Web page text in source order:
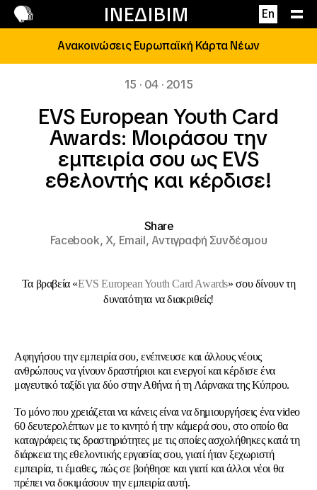
ΙΝΕΔΙΒΙΜ En
Επικοινωνία
Ανακοινώσεις Ευρωπαϊκή Κάρτα Νέων
15 · 04 · 2015
EVS European Youth Card
Awards: Μοιράσου την
εμπειρία σου ως EVS
εθελοντής και κέρδισε!
Share
Facebook,X, Email,Αντιγραφή Συνδέσμου
Τα βραβεία «EVS European Youth Card Awards» σου δίνουν τη
δυνατότητα να διακριθείς!
Αφηγήσου την εμπειρία σου, ενέπνευσε και άλλους νέους
ανθρώπους να γίνουν δραστήριοι και ενεργοί και κέρδισε ένα
μαγευτικό ταξίδι για δύο στην Αθήνα ή τη Λάρνακα της Κύπρου.
Το μόνο που χρειάζεται να κάνεις είναι να δημιουργήσεις ένα video
60 δευτερολέπτων με το κινητό ή την κάμερά σου, στο οποίο θα
καταγράφεις τις δραστηριότητες με τις οποίες ασχολήθηκες κατά τη
διάρκεια της εθελοντικής εργασίας σου, γιατί ήταν ξεχωριστή
εμπειρία, τι έμαθες, πώς σε βοήθησε και γιατί και άλλοι νέοι θα
πρέπει να δοκιμάσουν την εμπειρία αυτή.